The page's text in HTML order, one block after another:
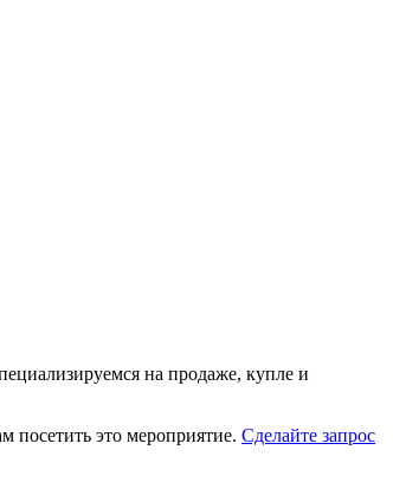
на продаже, купле и
посетить это мероприятие. Cделайте запрос